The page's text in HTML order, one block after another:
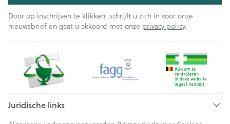
Door op inschrijven te klikken, schrijft u zich in voor onze
nieuwsbrief en gaat u akkoord met onze privacy policy.
Juridische links